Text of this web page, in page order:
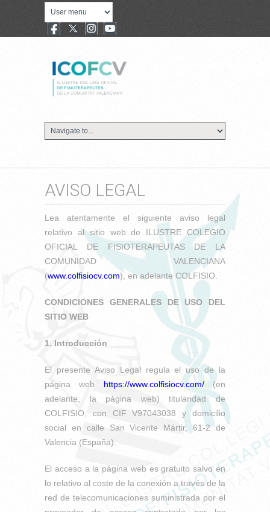
AVISO LEGAL
Lea atentamente el siguiente aviso legal
relativo al sitio web de ILUSTRE COLEGIO
OFICIAL DE FISIOTERAPEUTAS DE LA
COMUNIDAD VALENCIANA
(www.colfisiocv.com), en adelante COLFISIO.
CONDICIONES GENERALES DE USO DEL
SITIO WEB
1. Introducción
El presente Aviso Legal regula el uso de la
página web https://www.colfisiocv.com/(en
adelante, la página web) titularidad de
COLFISIO, con CIF V97043038 y domicilio
social en calle San Vicente Mártir, 61-2 de
Valencia (España).
El acceso a la página web es gratuito salvo en
lo relativo al coste de la conexión a través de la
red de telecomunicaciones suministrada por el